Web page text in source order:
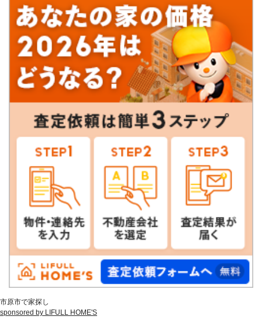
市原市で家探し
sponsored by LIFULL HOME'S